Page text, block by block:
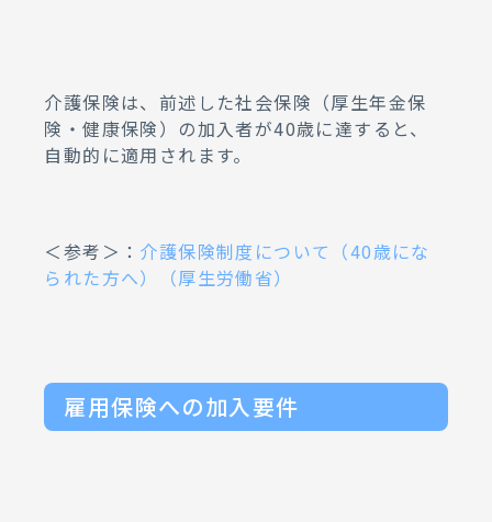
介護保険は、前述した社会保険（厚生年金保
険・健康保険）の加入者が40歳に達すると、
自動的に適用されます。
＜参考＞： 介護保険制度について（40歳にな
られた方へ）（厚生労働省）
雇用保険への加入要件